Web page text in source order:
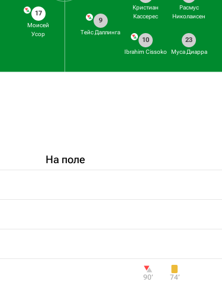
17
Моисей
Усор
Расмус
Николаисен
23
Муса Диарра
Кристиан
Кассерес
10
Ibrahim Cissoko
9
Тейс Даллинга
На поле
74‎’‎
90‎’‎